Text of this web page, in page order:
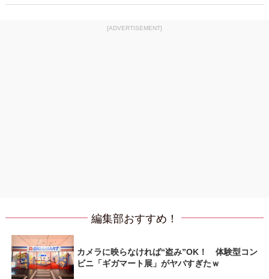
[ADVERTISEMENT]
編集部おすすめ！
カメラに映らなければ“盗み”OK！ 体験型コン
ビニ「ギガマート展」がヤバすぎたｗ